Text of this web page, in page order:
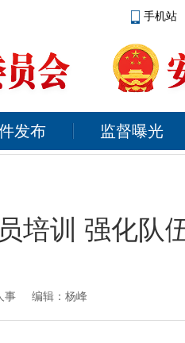
手机站
发布 监督曝光
培训 强化队
事 编辑：杨峰